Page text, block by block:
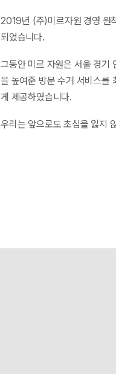
2019년 (주)미르자원 경영 원
되었습니다.
그동안 미르 자원은 서울 경기
을 높여준 방문 수거 서비스를
게 제공하였습니다.
우리는 앞으로도 초심을 잃지